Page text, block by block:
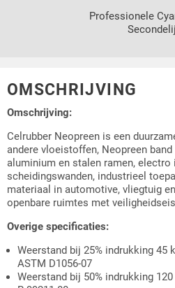
Professionele
OMSCHRIJVING
Omschrijving:
Celrubber Neopreen is een
andere vloeistoffen, Neopreen
aluminium en stalen ramen, electro
scheidingswanden, industrieel
materiaal in automotive, vliegtuig
openbare ruimtes met
Overige specificaties:
Weerstand bij 25% indrukking 45
ASTM D1056-07
Weerstand bij 50% indrukking